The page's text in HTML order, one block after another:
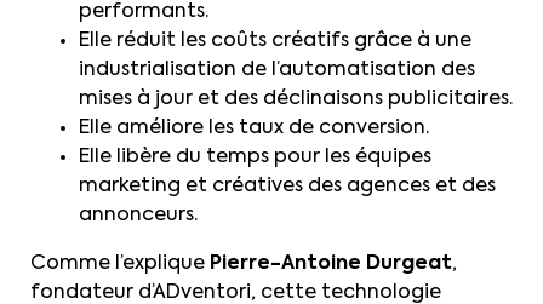
performants.
Elle réduit les coûts créatifs grâce à une
industrialisation de l’automatisation des
mises à jour et des déclinaisons publicitaires.
Elle améliore les taux de conversion.
Elle libère du temps pour les équipes
marketing et créatives des agences et des
annonceurs.
Comme l’explique Pierre-Antoine Durgeat,
fondateur d’ADventori, cette technologie